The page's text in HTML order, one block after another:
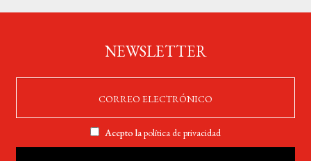
NEWSLETTER
Acepto lapolítica de privacidad